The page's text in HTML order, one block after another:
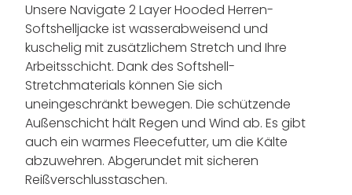
Unsere Navigate 2 Layer Hooded Herren-
Softshelljacke ist wasserabweisend und
kuschelig mit zusätzlichem Stretch und Ihre
Arbeitsschicht. Dank des Softshell-
Stretchmaterials können Sie sich
uneingeschränkt bewegen. Die schützende
Außenschicht hält Regen und Wind ab. Es gibt
auch ein warmes Fleecefutter, um die Kälte
abzuwehren. Abgerundet mit sicheren
Reißverschlusstaschen.